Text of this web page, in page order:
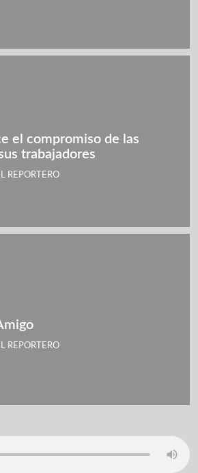
el compromiso de las
trabajadores
REPORTERO
REPORTERO